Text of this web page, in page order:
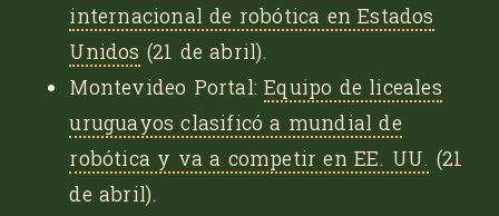
internacional de robótica en Estados
Unidos (21 de abril).
Montevideo Portal:Equipo de liceales
uruguayos clasificó a mundial de
robótica y va a competir en EE. UU. (21
de abril).